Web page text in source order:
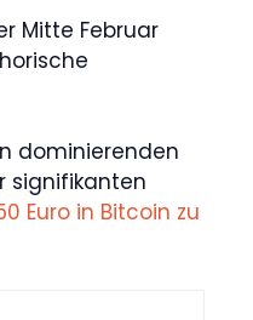
Mitte Februar
dominierenden
signifikanten
Euro in Bitcoin zu